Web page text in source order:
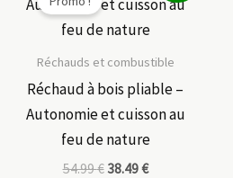
Réchauds et combustible
Réchaud à bois pliable –
Autonomie et cuisson au
feu de nature
54.99€ 38.49€